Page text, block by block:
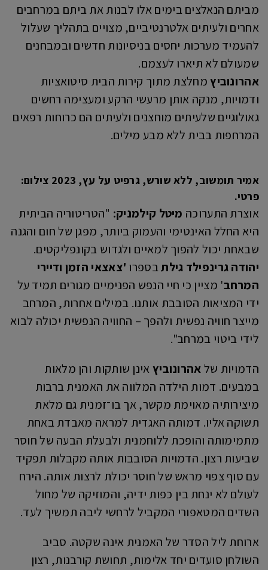
מביתם הנאלצים בימים אלו לבנות את ביתם במרחבים
אחרים ולעיתים אלטרנטיביים, מצויים בתהליך שעלול
להעמיד מערכות יחסים בניסיונות חדשים ובמבחנים
שמעולם לא תיארו לעצמם.
אהרונוביץמחלצת מתוך קירות הבית סיטואציות
ודמויות, מנקה אותן מרעשי הרקע ומעצימה רחשים
גאולוגיים שלעיתים מוחצנים ולעיתים הם כרוחות רפאים
המרחפות בבית ללא מבע מילים.
אמיר תומשוב, ללא שורש, גרפיט על עץ, 2023 צילום:
פרטי.
אוצרת התערוכה מיטל קילמניק: "הטריטוריה הביתית
היא החלל האינטימי והעמוק ביותר, מפגן של חום והגנה
שבאחת יכול להפוך למאיים ולגדוש בקונפליקטים.
יהודה גרינפילד גילתבספרו 'צאצאי הזמן ודיירי
המרחב' מציין כי חיי הנפש הפנימיים מגורים תמיד על
ידי המציאות הסובבת אותנו. במילים אחרות, המרחב
מייצר חוויה נפשית ולהפך – החוויה הנפשית יכולה לבוא
לידי ביטוי במרחב".
הדמויות שלאהרונוביץ אינן שותקות והן מלאות
במבעים. דמות הילדה המלווה את האמנית ברבות
מיצירותיה מאוימת מקשר, אך בו־זמנית גם מלאת
תשוקה אליו. דמותה האגדית למראה מאבדת באחת
מתמימותה והופכת ללוחמנית ולבעלת הבעה של חוסר
שביעות רצון. הדמויות הסובבות אותה מקבלות תפקיד
עם סוף צפוי מראש של חוסר יכולת לרצות אותה. הירח
לעולם לא ינחת בין כפות ידיה, והמוזיקה של מחול
השדים המטאפורי המקביל לרחשי ליבה תמשיך לעד.
ארוחת ליל הסדר של האמנית אינה שקטה. סביב
השולחן סועדים יחד אלימות, תחושת קורבנות, רצון